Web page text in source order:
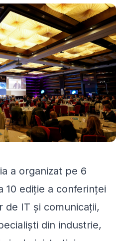
a organizat pe 6
10 ediție a conferinței
de IT și comunicații,
din industrie,